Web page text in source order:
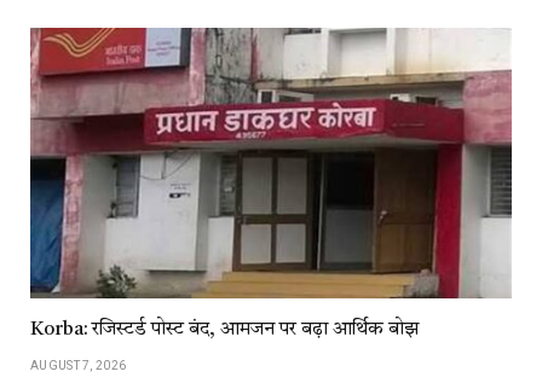
Korba: रजिस्टर्ड पोस्ट बंद, आमजन पर बढ़ा आर्थिक बोझ
AUGUST 7, 2026